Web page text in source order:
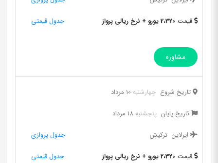
قیمت 2،320 یورو + نرخ ریالی پرواز جدول قیمتی
مشاوره
تاریخ شروع چهارشنبه 10 مرداد
تاریخ پایان پنجشنبه 18 مرداد
ایرلاین ترکیش جدول پروازی
قیمت 2،320 یورو + نرخ ریالی پرواز جدول قیمتی